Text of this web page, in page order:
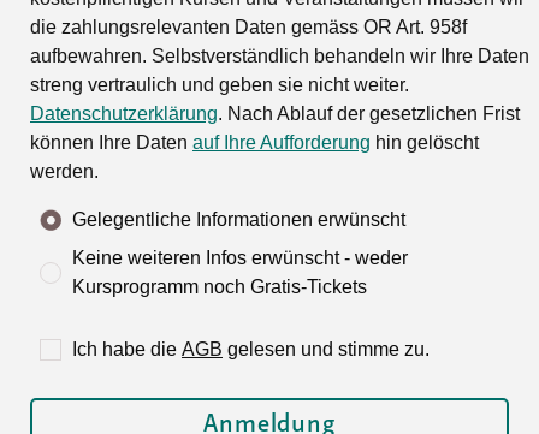
die zahlungsrelevanten Daten gemäss OR Art. 958f
aufbewahren. Selbstverständlich behandeln wir Ihre Daten
streng vertraulich und geben sie nicht weiter.
Datenschutzerklärung. Nach Ablauf der gesetzlichen Frist
können Ihre Daten auf Ihre Aufforderung hin gelöscht
werden.
Gelegentliche Informationen erwünscht
Keine weiteren Infos erwünscht - weder
Kursprogramm noch Gratis-Tickets
Ich habe die AGB gelesen und stimme zu.